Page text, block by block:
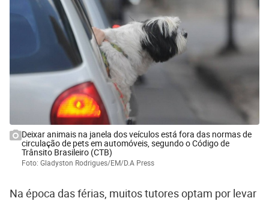
Deixar animais na janela dos veículos está fora das normas de
circulação de pets em automóveis, segundo o Código de
Trânsito Brasileiro (CTB)
Foto: Gladyston Rodrigues/EM/D.A Press
Na época das férias, muitos tutores optam por levar